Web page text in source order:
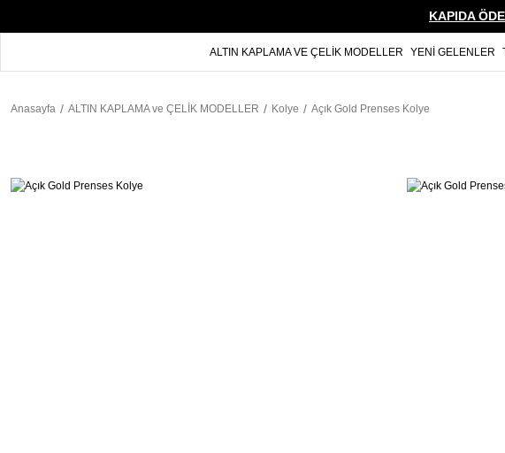
KAPIDA
ALTIN KAPLAMA VE ÇELİK MODELLER YENİ GELENLER
Anasayfa ALTIN KAPLAMA ve ÇELİK MODELLER Kolye Açık Gold Prenses Kolye